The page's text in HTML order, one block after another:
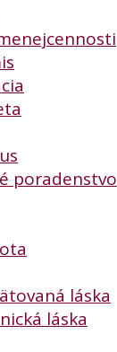
poradenstvo
láska
láska